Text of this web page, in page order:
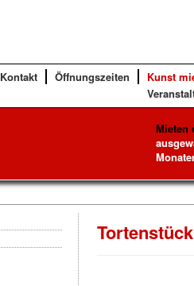
Kontakt Öffnungszeiten
Kunst
Mieten
Tortenstück